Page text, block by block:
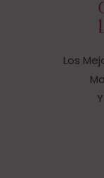
Los